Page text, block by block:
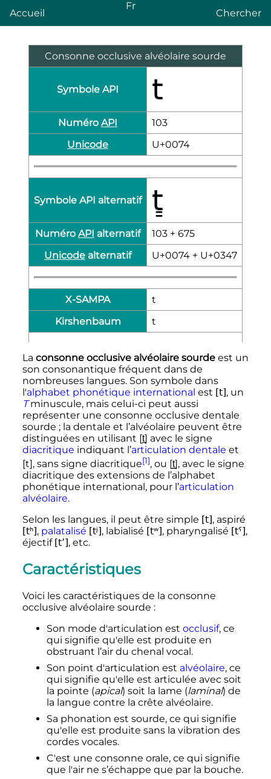
Accueil
Fr
Chercher
Consonne occlusive alvéolaire sourde
Symbole API t
Numéro API
103
Unicode
U+0074
Symbole API alternatif t͇
Numéro API alternatif
103 + 675
Unicode alternatif U+0074 + U+0347
X-SAMPA
t
Kirshenbaum
t
La consonne occlusive alvéolaire sourdeest un
son consonantique fréquent dans de
nombreuses langues. Son symbole dans
l'alphabet phonétique international est [t], un
Tminuscule, mais celui-ci peut aussi
représenter une consonne occlusive dentale
sourde ; la dentale et l’alvéolaire peuvent être
distinguées en utilisant [t̪] avec le signe
diacritique indiquant l’articulation dentale et
[t], sans signe diacritique[1], ou [t͇], avec le signe
diacritique des extensions de l’alphabet
phonétique international, pour l’articulation
alvéolaire.
Selon les langues, il peut être simple [t], aspiré
[tʰ], palatalisé [tʲ], labialisé [tʷ], pharyngalisé [tˁ],
éjectif [tʼ], etc.
Caractéristiques
Voici les caractéristiques de la consonne
occlusive alvéolaire sourde :
Son mode d'articulation est occlusif, ce
qui signifie qu'elle est produite en
obstruant l’air du chenal vocal.
Son point d'articulation est alvéolaire, ce
qui signifie qu'elle est articulée avec soit
la pointe (apical) soit la lame (laminal) de
la langue contre la crête alvéolaire.
Sa phonation est sourde, ce qui signifie
qu'elle est produite sans la vibration des
cordes vocales.
C'est une consonne orale, ce qui signifie
que l'air ne s’échappe que par la bouche.